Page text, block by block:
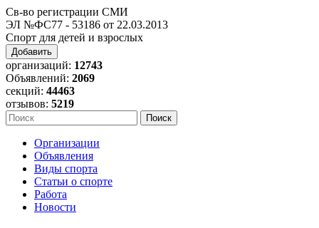
Св-во регистрации СМИ
ЭЛ №ФС77 - 53186 от 22.03.2013
Спорт для детей и взрослых
Добавить
организаций: 12743
Объявлений: 2069
секций: 44463
отзывов: 5219
Организации
Объявления
Виды спорта
Статьи о спорте
Работа
Новости